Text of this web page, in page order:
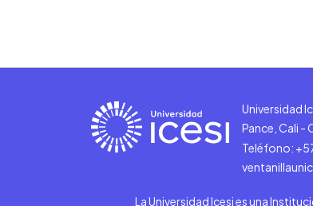
Universidad
Pance, Cali -
Teléfono:
La Universidad Icesi es una